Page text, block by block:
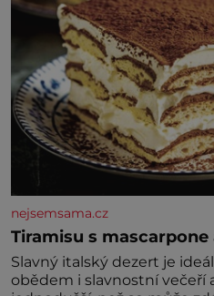
nejsemsama.cz
Tiramisu s mascarpone
Slavný italský dezert je
obědem i slavnostní večeří